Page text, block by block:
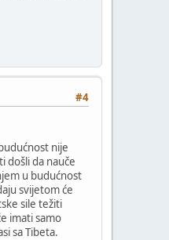
#4
nije
došli da nauče
u budućnost
svijetom će
sile težiti
imati samo
sa Tibeta.